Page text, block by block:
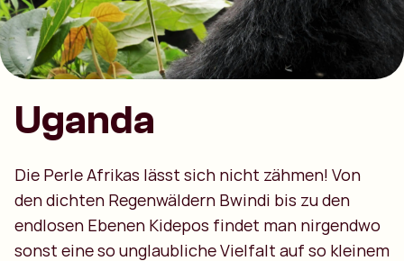
Uganda
Die Perle Afrikas lässt sich nicht zähmen! Von
den dichten Regenwäldern Bwindi bis zu den
endlosen Ebenen Kidepos findet man nirgendwo
sonst eine so unglaubliche Vielfalt auf so kleinem